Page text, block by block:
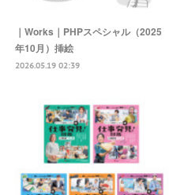
｜Works｜PHPスペシャル（2025
年10月）挿絵
2026.05.19 02:39